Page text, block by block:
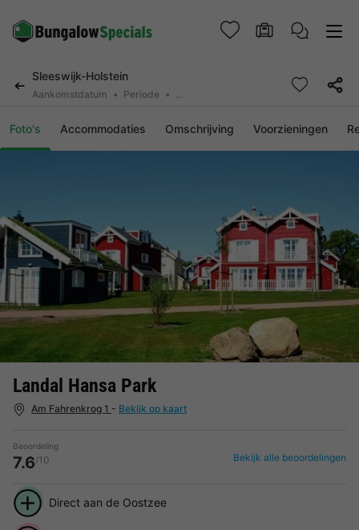
Sleeswijk-Holstein
Aankomstdatum Periode 2 personen, 0 huisdier
Foto's Accommodaties Omschrijving Voorzieningen
Landal Hansa Park
Am Fahrenkrog 1 - Bekijk op kaart
Beoordeling
7.6/10 Bekijk alle beoordelingen
Direct aan de Oostzee